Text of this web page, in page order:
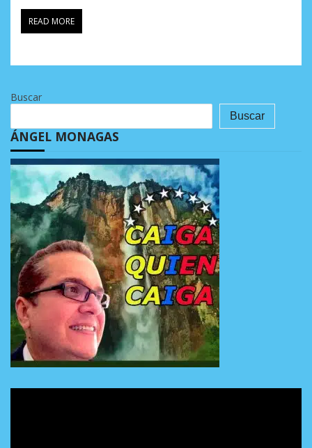
READ MORE
Buscar
Buscar
ÁNGEL MONAGAS